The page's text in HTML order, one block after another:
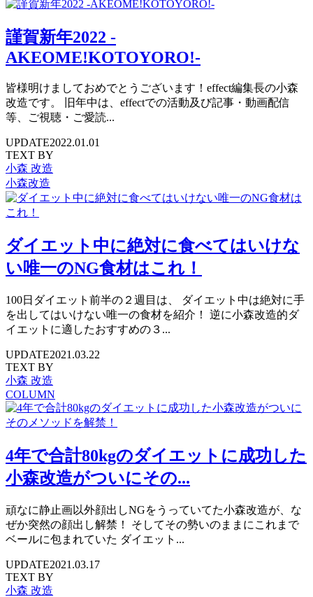
謹賀新年2022 -
AKEOME!KOTOYORO!-
皆様明けましておめでとうございます！effect編集長の小森
改造です。 旧年中は、effectでの活動及び記事・動画配信
等、ご視聴・ご愛読...
UPDATE2022.01.01
TEXT BY
小森 改造
小森改造
ダイエット中に絶対に食べてはいけな
い唯一のNG食材はこれ！
100日ダイエット前半の２週目は、 ダイエット中は絶対に手
を出してはいけない唯一の食材を紹介！ 逆に小森改造的ダ
イエットに適したおすすめの３...
UPDATE2021.03.22
TEXT BY
小森 改造
COLUMN
4年で合計80kgのダイエットに成功した
小森改造がついにその...
頑なに静止画以外顔出しNGをうっていてた小森改造が、な
ぜか突然の顔出し解禁！ そしてその勢いのままにこれまで
ベールに包まれていた ダイエット...
UPDATE2021.03.17
TEXT BY
小森 改造